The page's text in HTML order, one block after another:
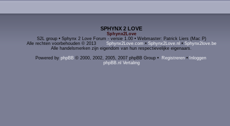
SPHYNX 2 LOVE
Sphynx2Love
S2L group • Sphynx 2 Love Forum - versie 1.00 • Webmaster: Patrick Liers (Mac P)
Alle rechten voorbehouden © 2013 Sphynx2Love.com • Sphynx2Love.nl • Sphynx2love.be
Alle handelsmerken zijn eigendom van hun respectievelijke eigenaars.
Powered by phpBB© 2000, 2002, 2005, 2007 phpBB Group • Registreren• Inloggen
phpBB.nl Vertaling